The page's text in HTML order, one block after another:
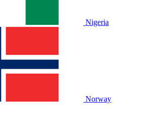
Nigeria
Norway